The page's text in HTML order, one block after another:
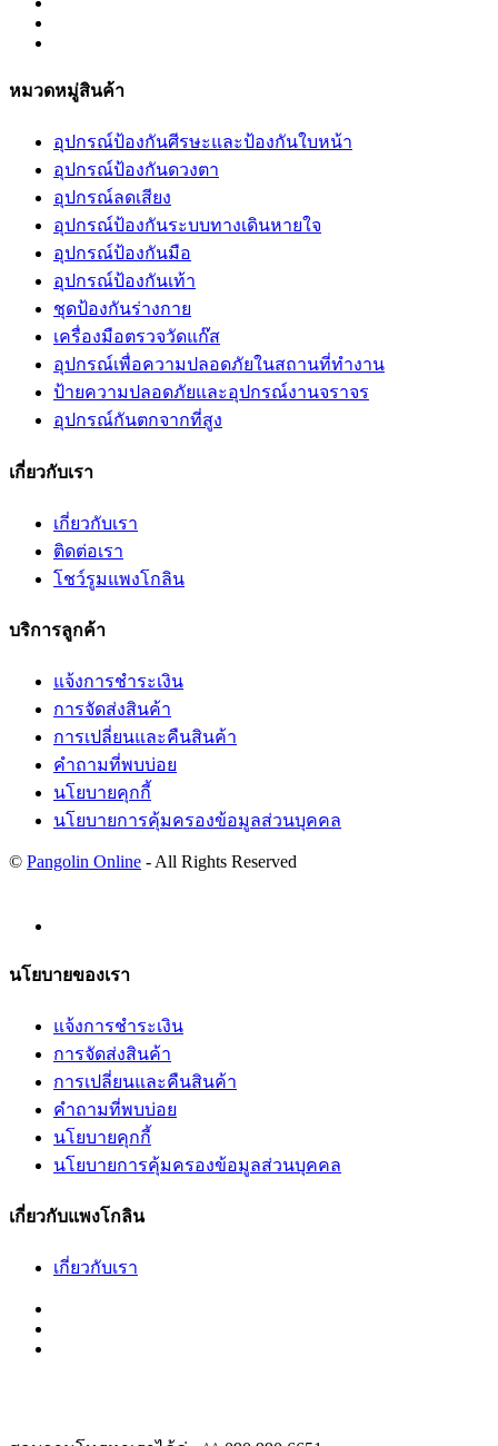
หมวดหมู่สินค้า
อุปกรณ์ป้องกันศีรษะและป้องกันใบหน้า
อุปกรณ์ป้องกันดวงตา
อุปกรณ์ลดเสียง
อุปกรณ์ป้องกันระบบทางเดินหายใจ
อุปกรณ์ป้องกันมือ
อุปกรณ์ป้องกันเท้า
ชุดป้องกันร่างกาย
เครื่องมือตรวจวัดแก๊ส
อุปกรณ์เพื่อความปลอดภัยในสถานที่ทำงาน
ป้ายความปลอดภัยและอุปกรณ์งานจราจร
อุปกรณ์กันตกจากที่สูง
เกี่ยวกับเรา
เกี่ยวกับเรา
ติดต่อเรา
โชว์รูมแพงโกลิน
บริการลูกค้า
แจ้งการชำระเงิน
การจัดส่งสินค้า
การเปลี่ยนและคืนสินค้า
คำถามที่พบบ่อย
นโยบายคุกกี้
นโยบายการคุ้มครองข้อมูลส่วนบุคคล
© Pangolin Online - All Rights Reserved
นโยบายของเรา
แจ้งการชำระเงิน
การจัดส่งสินค้า
การเปลี่ยนและคืนสินค้า
คำถามที่พบบ่อย
นโยบายคุกกี้
นโยบายการคุ้มครองข้อมูลส่วนบุคคล
เกี่ยวกับแพงโกลิน
เกี่ยวกับเรา